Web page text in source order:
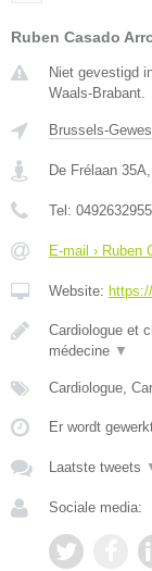
Ruben Casado
Niet gevestigd
Waals-Brabant.
Brussels-
De Frélaan 35A,
Tel: 0492632955
E-mail › Ruben
Website:
Cardiologue et
médecine ▼
Cardiologue,
Er wordt
Laatste tweets
Sociale media: